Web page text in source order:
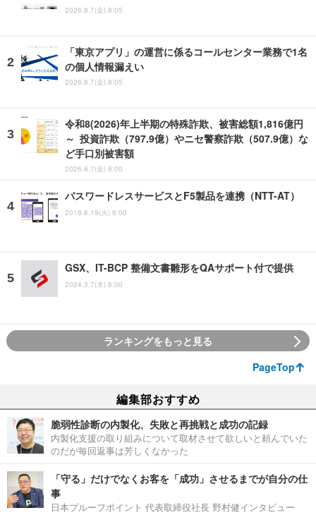
2026.8.7(金) 8:05
「東京アプリ」の運営に係るコールセンター業務で1名
の個人情報漏えい
2026.8.7(金) 8:05
令和8(2026)年上半期の特殊詐欺、被害総額1,816億円
～ 投資詐欺（797.9億）やニセ警察詐欺（507.9億）な
ど手口別被害額
2026.8.7(金) 8:00
パスワードレスサービスとF5製品を連携（NTT-AT）
2018.6.19(火) 8:00
GSX、IT-BCP 整備文書雛形をQAサポート付で提供
2024.3.7(木) 8:00
ランキングをもっと見る
PageTop
編集部おすすめ
脆弱性診断の内製化、失敗と再挑戦と成功の記録
内製化支援の取り組みについて取材させて欲しいと頼んでいた
のだが毎回返事は芳しくなかった
「守る」だけでなくお客を「成功」させるまでが自分の仕
事
日本プルーフポイント 代表取締役社長 野村健インタビュー